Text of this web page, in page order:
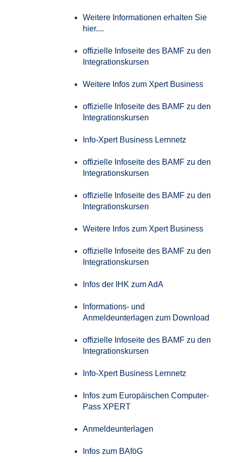
Weitere Informationen erhalten Sie
hier....
offizielle Infoseite des BAMF zu den
Integrationskursen
Weitere Infos zum Xpert Business
offizielle Infoseite des BAMF zu den
Integrationskursen
Info-Xpert Business Lernnetz
offizielle Infoseite des BAMF zu den
Integrationskursen
offizielle Infoseite des BAMF zu den
Integrationskursen
Weitere Infos zum Xpert Business
offizielle Infoseite des BAMF zu den
Integrationskursen
Infos der IHK zum AdA
Informations- und
Anmeldeunterlagen zum Download
offizielle Infoseite des BAMF zu den
Integrationskursen
Info-Xpert Business Lernnetz
Infos zum Europäischen Computer-
Pass XPERT
Anmeldeunterlagen
Infos zum BAföG